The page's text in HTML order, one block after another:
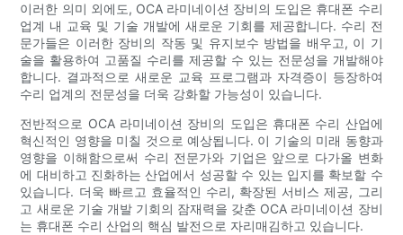
이러한 의미 외에도, OCA 라미네이션 장비의 도입은 휴대폰 수리
업계 내 교육 및 기술 개발에 새로운 기회를 제공합니다. 수리 전
문가들은 이러한 장비의 작동 및 유지보수 방법을 배우고, 이 기
술을 활용하여 고품질 수리를 제공할 수 있는 전문성을 개발해야
합니다. 결과적으로 새로운 교육 프로그램과 자격증이 등장하여
수리 업계의 전문성을 더욱 강화할 가능성이 있습니다.
전반적으로 OCA 라미네이션 장비의 도입은 휴대폰 수리 산업에
혁신적인 영향을 미칠 것으로 예상됩니다. 이 기술의 미래 동향과
영향을 이해함으로써 수리 전문가와 기업은 앞으로 다가올 변화
에 대비하고 진화하는 산업에서 성공할 수 있는 입지를 확보할 수
있습니다. 더욱 빠르고 효율적인 수리, 확장된 서비스 제공, 그리
고 새로운 기술 개발 기회의 잠재력을 갖춘 OCA 라미네이션 장비
는 휴대폰 수리 산업의 핵심 발전으로 자리매김하고 있습니다.